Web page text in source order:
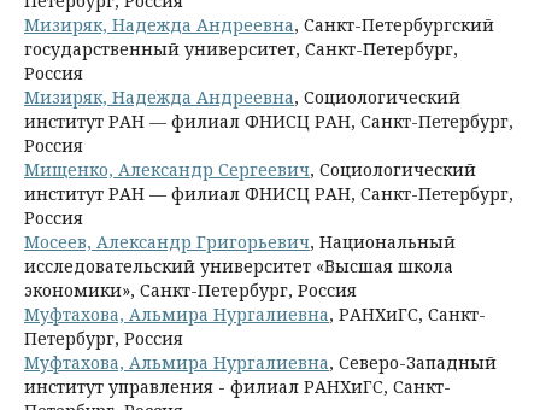
Мизиряк, Надежда Андреевна, Санкт-Петербургский
государственный университет, Санкт-Петербург,
Россия
Мизиряк, Надежда Андреевна, Социологический
институт РАН — филиал ФНИСЦ РАН, Санкт-Петербург,
Россия
Мищенко, Александр Сергеевич, Социологический
институт РАН — филиал ФНИСЦ РАН, Санкт-Петербург,
Россия
Мосеев, Александр Григорьевич, Национальный
исследовательский университет «Высшая школа
экономики», Санкт-Петербург, Россия
Муфтахова, Альмира Нургалиевна, РАНХиГС, Санкт-
Петербург, Россия
Муфтахова, Альмира Нургалиевна, Северо-Западный
институт управления - филиал РАНХиГС, Санкт-